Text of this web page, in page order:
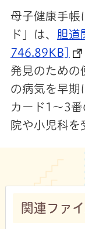
母子健康手帳
ド」は、 胆道
746.89KB]
発見のための
の病気を早期
カード1～3
院や小児科を
関連ファ